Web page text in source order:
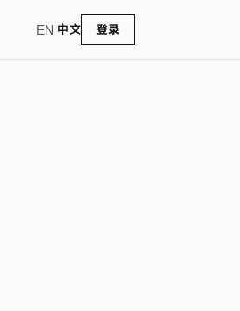
EN 中文 登录